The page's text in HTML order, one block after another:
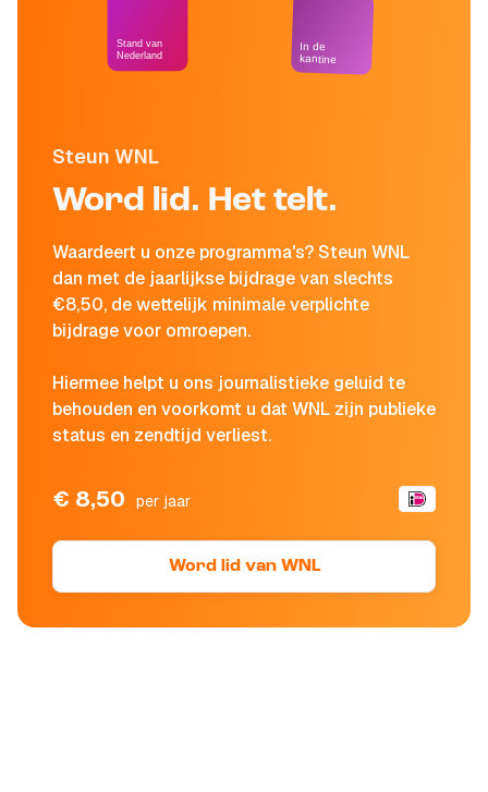
Steun WNL
Word lid. Het telt.
Waardeert u onze programma's? Steun WNL
dan met de jaarlijkse bijdrage van slechts
€8,50, de wettelijk minimale verplichte
bijdrage voor omroepen.
Hiermee helpt u ons journalistieke geluid te
behouden en voorkomt u dat WNL zijn publieke
status en zendtijd verliest.
€ 8,50 per jaar
Word lid van WNL
Stand van
Nederland
In de
kantine